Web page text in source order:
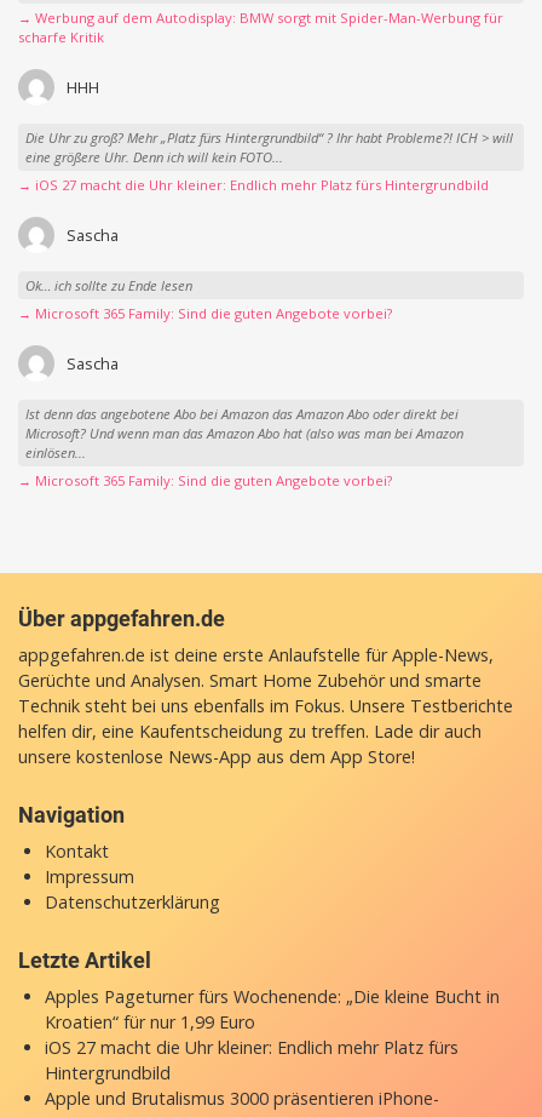
→ Werbung auf dem Autodisplay: BMW sorgt mit Spider-Man-Werbung für
scharfe Kritik
HHH
Die Uhr zu groß? Mehr „Platz fürs Hintergrundbild“ ? Ihr habt Probleme?! ICH > will
eine größere Uhr. Denn ich will kein FOTO...
→ iOS 27 macht die Uhr kleiner: Endlich mehr Platz fürs Hintergrundbild
Sascha
Ok… ich sollte zu Ende lesen
→ Microsoft 365 Family: Sind die guten Angebote vorbei?
Sascha
Ist denn das angebotene Abo bei Amazon das Amazon Abo oder direkt bei
Microsoft? Und wenn man das Amazon Abo hat (also was man bei Amazon
einlösen...
→ Microsoft 365 Family: Sind die guten Angebote vorbei?
Über appgefahren.de
appgefahren.de ist deine erste Anlaufstelle für Apple-News,
Gerüchte und Analysen. Smart Home Zubehör und smarte
Technik steht bei uns ebenfalls im Fokus. Unsere Testberichte
helfen dir, eine Kaufentscheidung zu treffen. Lade dir auch
unsere kostenlose News-App aus dem App Store!
Navigation
Kontakt
Impressum
Datenschutzerklärung
Letzte Artikel
Apples Pageturner fürs Wochenende: „Die kleine Bucht in
Kroatien“ für nur 1,99 Euro
iOS 27 macht die Uhr kleiner: Endlich mehr Platz fürs
Hintergrundbild
Apple und Brutalismus 3000 präsentieren iPhone-